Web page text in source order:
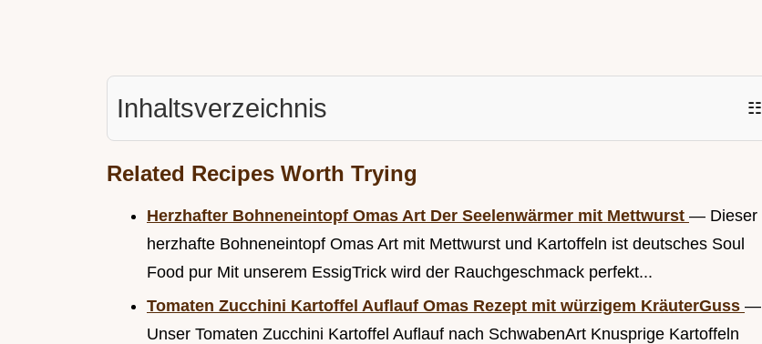
Inhaltsverzeichnis ☷
Related Recipes Worth Trying
Herzhafter Bohneneintopf Omas Art Der Seelenwärmer mit Mettwurst — Dieser
herzhafte Bohneneintopf Omas Art mit Mettwurst und Kartoffeln ist deutsches Soul
Food pur Mit unserem EssigTrick wird der Rauchgeschmack perfekt...
Tomaten Zucchini Kartoffel Auflauf Omas Rezept mit würzigem KräuterGuss —
Unser Tomaten Zucchini Kartoffel Auflauf nach SchwabenArt Knusprige Kartoffeln